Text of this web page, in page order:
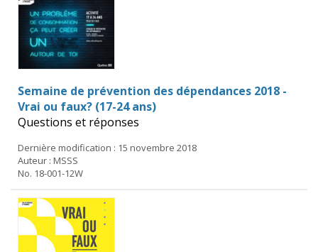
Semaine de prévention des dépendances 2018 -
Vrai ou faux? (17-24 ans)
Questions et réponses
Dernière modification : 15 novembre 2018
Auteur : MSSS
No. 18-001-12W